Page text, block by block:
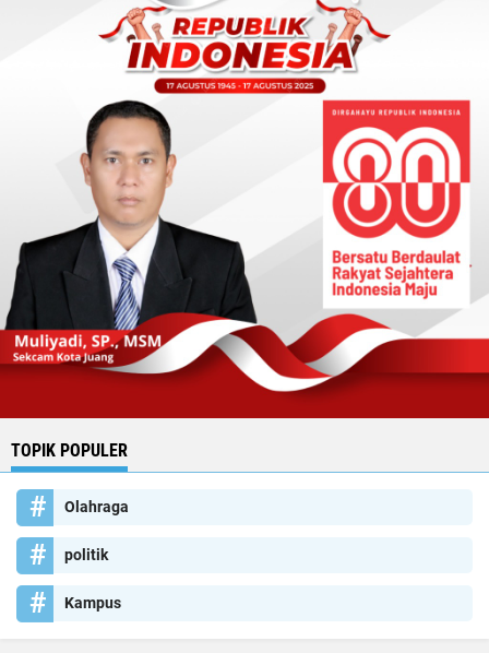
TOPIK POPULER
Olahraga
politik
Kampus